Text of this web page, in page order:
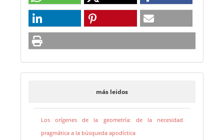
más leidos
Los orígenes de la geometría: de la necesidad
pragmática a la búsqueda apodíctica